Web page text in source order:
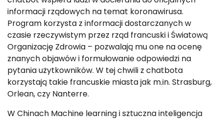
informacji rządowych na temat koronawirusa.
Program korzysta z informacji dostarczanych w
czasie rzeczywistym przez rząd francuski i Światową
Organizację Zdrowia – pozwalają mu one na ocenę
znanych objawów i formułowanie odpowiedzi na
pytania użytkowników. W tej chwili z chatbota
korzystają takie francuskie miasta jak m.in. Strasburg,
Orlean, czy Nanterre.
W Chinach Machine learning i sztuczna inteligencja